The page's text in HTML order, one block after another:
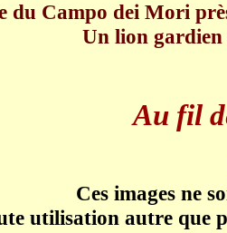
du Campo dei Mori
Un lion
Au fil
Ces images ne
utilisation autre que